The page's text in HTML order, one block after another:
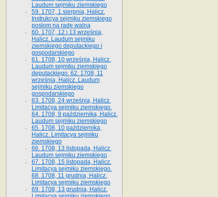
Laudum sejmiku ziemskiego
59. 1707, 1 sierpnia, Halicz.
Instrukcya sejmiku ziemskiego
posłom na radę walną
60. 1707, 12 i 13 września,
Halicz. Laudum sejmiku
ziemskiego deputackiego i
gospodarskiego
61. 1708, 10 września, Halicz.
Laudum sejmiku ziemskiego
deputackiego. 62. 1708, 11
września, Halicz. Laudum
sejmiku ziemskiego
gospodarskiego
63. 1708, 24 września, Halicz.
Limitacya sejmiku ziemskiego.
64. 1708, 9 października, Halicz.
Laudum sejmiku ziemskiego
65­. 1708, 10 października,
Halicz. Limitacya sejmiku
ziemskiego
66. 1708, 13 listopada, Halicz.
Laudum sejmiku ziemskiego
67. 1708, 15 listopada, Halicz.
Limitacya sejmiku ziemskiego.
68. 1708, 11 grudnia, Halicz.
Limitacya sejmiku ziemskiego
69. 1708, 13 grudnia, Halicz.